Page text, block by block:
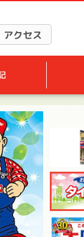
アクセス